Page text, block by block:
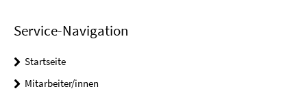
Service-Navigation
Startseite
Mitarbeiter/innen